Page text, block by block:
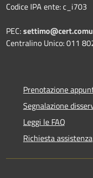
Codice IPA ente: c_i703
PEC:
Centralino Unico: 011
Prenotazione
Segnalazione
Leggi le FAQ
Richiesta assistenza